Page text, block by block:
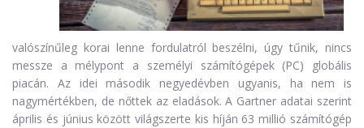
valószínűleg korai lenne fordulatról beszélni, úgy tűnik, nincs
messze a mélypont a személyi számítógépek (PC) globális
piacán. Az idei második negyedévben ugyanis, ha nem is
nagymértékben, de nőttek az eladások. A Gartner adatai szerint
április és június között világszerte kis híján 63 millió számítógép